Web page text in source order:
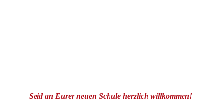
Seid an Eurer neuen Schule herzlich willkommen!